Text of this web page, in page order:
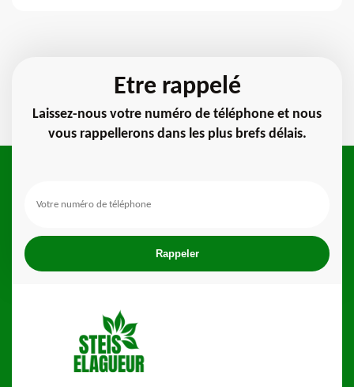
Etre rappelé
Laissez-nous votre numéro de téléphone et nous
vous rappellerons dans les plus brefs délais.